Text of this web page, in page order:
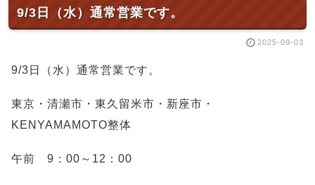
9/3日（水）通常営業です。
2025-09-03
9/3日（水）通常営業です。
東京・清瀬市・東久留米市・新座市・
KENYAMAMOTO整体
午前 9：00～12：00